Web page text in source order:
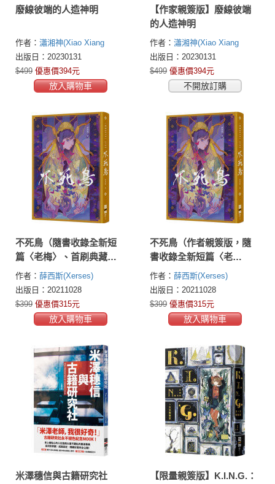
廢線彼端的人造神明
作者： 瀟湘神(Xiao Xiang
Shen)
出版日：20230131
$499 優惠價394元
放入購物車
【作家親簽版】廢線彼端
的人造神明
作者： 瀟湘神(Xiao Xiang
Shen)
出版日：20230131
$499 優惠價394元
不開放訂購
不死鳥（隨書收錄全新短
篇〈老梅〉、首刷典藏一
眼萬花‧頁角書籤兩用雙
面藏書票）
作者： 薛西斯(Xerses)
出版日：20211028
$399 優惠價315元
放入購物車
不死鳥（作者親簽版，隨
書收錄全新短篇〈老
梅〉、首刷典藏一眼萬
花‧頁角書籤兩用雙面藏
書票）
作者： 薛西斯(Xerses)
出版日：20211028
$399 優惠價315元
放入購物車
米澤穗信與古籍研究社
【限量親簽版】K.I.N.G.：